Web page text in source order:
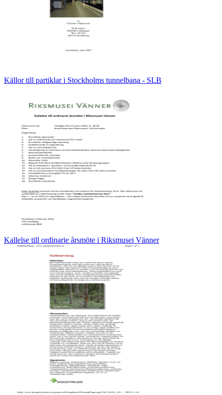
Källor till partiklar i Stockholms tunnelbana - SLB
Kallelse till ordinarie årsmöte i Riksmusei Vänner